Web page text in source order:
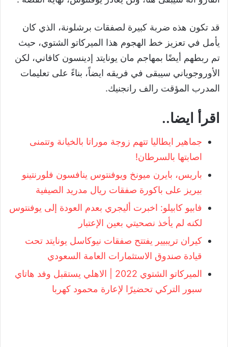
قد تكون هذه ضربة كبيرة لصفقات برشلونة، الذي كان
يأمل في تعزيز خط الهجوم هذا الميركاتو الشتوي، حيث
تم ربطهم أيضًا بمهاجم مان يونايتد إدينسون كافاني، لكن
الأوروجوياني سيبقى في فريقه ايضاً، بناءً على تعليمات
المدرب المؤقت رالف رانجنيك.
اقرأ ايضا..
جماهير ايطاليا تتهم زوجة موراتا بالخيانة وتتمنى
اصابتها بالسرطان!
باريس، بايرن ميونخ ويوفنتوس ينافسون فلورنتينو
بيريز على باكورة صفقات ريال مدريد الصيفية
فابيو كابيلو: اخبرت أليجري بعدم العودة إلى يوفنتوس
لكنه لم يأخذ نصحيتي بعين الإعتبار
كيران تريبيير يفتتح صفقات نيوكاسل يونايتد تحت
قيادة صندوق الاستثمارات العامة السعودي
الميركاتو الشتوي 2022 | الاهلي يستقبل وفد هاتاي
سبور التركي تحضيرًا لإعارة محمود كهربا